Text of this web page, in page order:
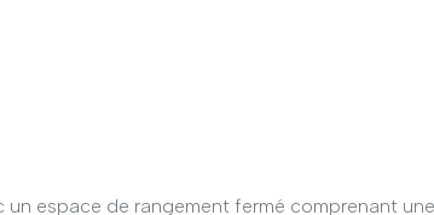
un espace de rangement fermé comprenant